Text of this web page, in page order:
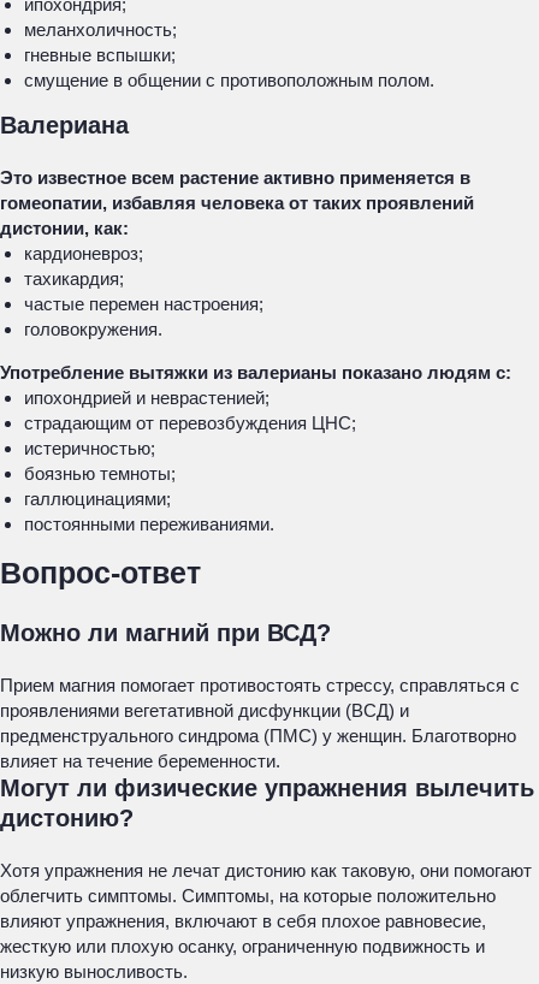
ипохондрия;
меланхоличность;
гневные вспышки;
смущение в общении с противоположным полом.
Валериана
Это известное всем растение активно применяется в
гомеопатии, избавляя человека от таких проявлений
дистонии, как:
кардионевроз;
тахикардия;
частые перемен настроения;
головокружения.
Употребление вытяжки из валерианы показано людям с:
ипохондрией и неврастенией;
страдающим от перевозбуждения ЦНС;
истеричностью;
боязнью темноты;
галлюцинациями;
постоянными переживаниями.
Вопрос-ответ
Можно ли магний при ВСД?
Прием магния помогает противостоять стрессу, справляться с
проявлениями вегетативной дисфункции (ВСД) и
предменструального синдрома (ПМС) у женщин. Благотворно
влияет на течение беременности.
Могут ли физические упражнения вылечить
дистонию?
Хотя упражнения не лечат дистонию как таковую, они помогают
облегчить симптомы. Симптомы, на которые положительно
влияют упражнения, включают в себя плохое равновесие,
жесткую или плохую осанку, ограниченную подвижность и
низкую выносливость.